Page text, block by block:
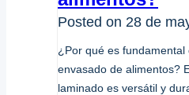
Posted on 28 de
¿Por qué es
envasado de alimentos?
laminado es versátil y